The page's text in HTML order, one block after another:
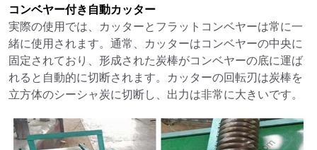
コンベヤー付き自動カッター
実際の使用では、カッターとフラットコンベヤーは常に一
緒に使用されます。通常、カッターはコンベヤーの中央に
固定されており、形成された炭棒がコンベヤーの底に運ば
れると自動的に切断されます。カッターの回転刃は炭棒を
立方体のシーシャ炭に切断し、出力は非常に大きいです。